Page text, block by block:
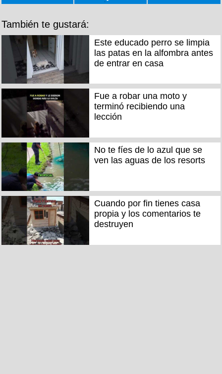
También te gustará:
Este educado perro se limpia
las patas en la alfombra antes
de entrar en casa
Fue a robar una moto y
terminó recibiendo una
lección
No te fíes de lo azul que se
ven las aguas de los resorts
Cuando por fin tienes casa
propia y los comentarios te
destruyen